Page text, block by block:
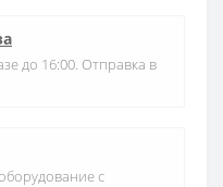
до 16:00. Отправка в
с